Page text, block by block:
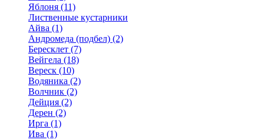
Яблоня (11)
Лиственные кустарники
Айва (1)
Андромеда (подбел) (2)
Бересклет (7)
Вейгела (18)
Вереск (10)
Водяника (2)
Волчник (2)
Дейция (2)
Дерен (2)
Ирга (1)
Ива (1)